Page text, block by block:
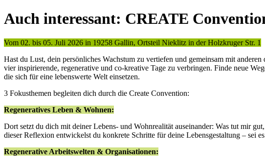
Auch interessant: CREATE
Vom 02. bis 05. Juli 2026 in 19258 Gallin, Ortsteil Nieklitz in der Holzkruger Str. 1
Hast du Lust, dein persönliches Wachstum zu vertiefen und gemeinsam mit
vier inspirierende, regenerative und co-kreative Tage zu verbringen. Finde neue
die sich für eine lebenswerte Welt einsetzen.
3 Fokusthemen begleiten dich durch die Create Convention:
Regeneratives Leben & Wohnen:
Dort setzt du dich mit deiner Lebens- und Wohnrealität auseinander: Was tut mir
dieser Reflexion entwickelst du konkrete Schritte für deine Lebensgestaltung – sei
Regenerative Arbeitswelten & Organisationen: